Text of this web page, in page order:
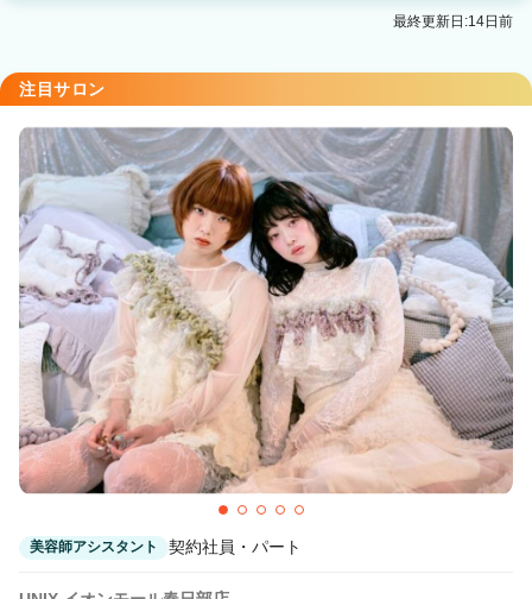
最終更新日:14日前
注目サロン
美容師アシスタント 契約社員・パート